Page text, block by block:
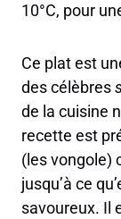
10°C, pour
Ce plat est
des célèbres
de la cuisine
recette est
(les vongole)
jusqu’à ce
savoureux. Il